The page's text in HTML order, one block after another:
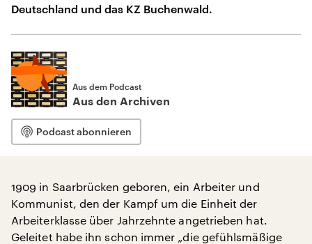
Deutschland und das KZ Buchenwald.
Aus dem Podcast
Aus den Archiven
Podcast abonnieren
1909 in Saarbrücken geboren, ein Arbeiter und
Kommunist, den der Kampf um die Einheit der
Arbeiterklasse über Jahrzehnte angetrieben hat.
Geleitet habe ihn schon immer „die gefühlsmäßige